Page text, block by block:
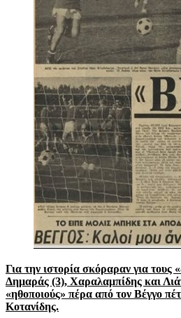
Για την ιστορία σκόραραν για τους
Δημαράς (3), Χαραλαμπίδης και
«ηθοποιούς» πέρα από τον Βέγγο
Κοτανίδης.